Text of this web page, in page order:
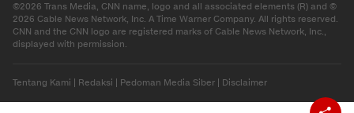
©2026 Trans Media, CNN name, logo and all associated elements (R) and ©
2026 Cable News Network, Inc. A Time Warner Company. All rights reserved.
CNN and the CNN logo are registered marks of Cable News Network, Inc.,
displayed with permission.
Tentang Kami Redaksi Pedoman Media Siber Disclaimer